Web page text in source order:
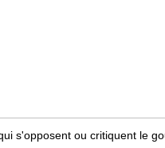
s'opposent ou critiquent le